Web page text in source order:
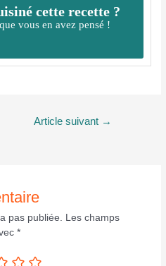
cette recette ?
vous en avez pensé !
Article suivant →
pas publiée.
Les champs
*